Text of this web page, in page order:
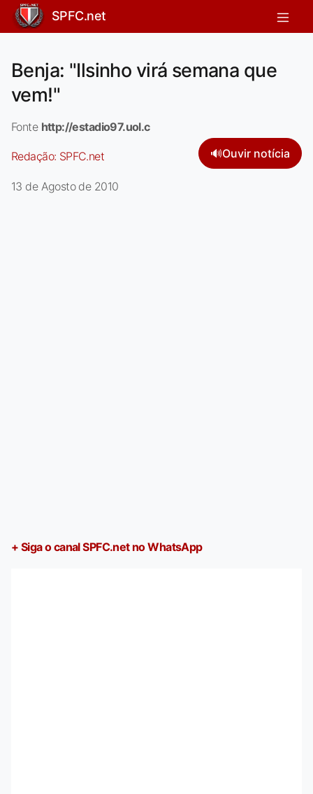
SPFC.net
Benja: "Ilsinho virá semana que
vem!"
Fonte http://estadio97.uol.c
Redação: SPFC.net 🔊Ouvir notícia
13 de Agosto de 2010
+ Siga o canal SPFC.net no WhatsApp